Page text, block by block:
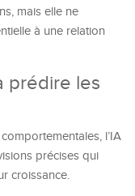
mais elle ne
à une relation
prédire les
l’IA
précises qui
croissance.